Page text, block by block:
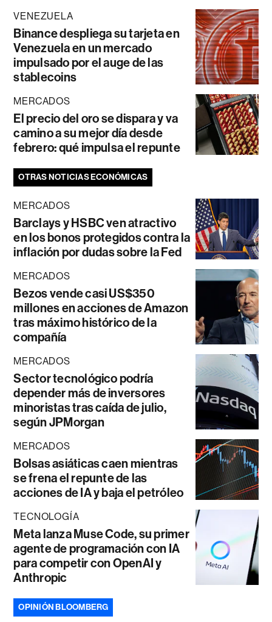
VENEZUELA
Binance despliega su tarjeta en
Venezuela en un mercado
impulsado por el auge de las
stablecoins
MERCADOS
El precio del oro se dispara y va
camino a su mejor día desde
febrero: qué impulsa el repunte
OTRAS NOTICIAS ECONÓMICAS
MERCADOS
Barclays y HSBC ven atractivo
en los bonos protegidos contra la
inflación por dudas sobre la Fed
MERCADOS
Bezos vende casi US$350
millones en acciones de Amazon
tras máximo histórico de la
compañía
MERCADOS
Sector tecnológico podría
depender más de inversores
minoristas tras caída de julio,
según JPMorgan
MERCADOS
Bolsas asiáticas caen mientras
se frena el repunte de las
acciones de IA y baja el petróleo
TECNOLOGÍA
Meta lanza Muse Code, su primer
agente de programación con IA
para competir con OpenAI y
Anthropic
OPINIÓN BLOOMBERG